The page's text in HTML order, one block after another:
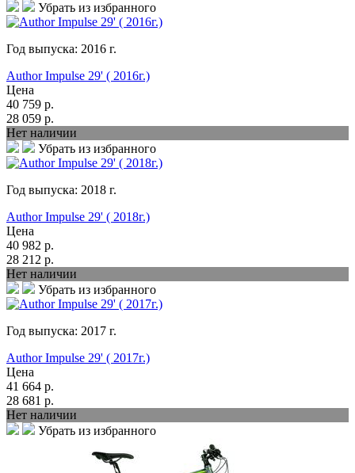
Убрать из избранного
Год выпуска: 2016 г.
Author Impulse 29' ( 2016г.)
Цена
40 759 р.
28 059 р.
Нет наличии
Убрать из избранного
Год выпуска: 2018 г.
Author Impulse 29' ( 2018г.)
Цена
40 982 р.
28 212 р.
Нет наличии
Убрать из избранного
Год выпуска: 2017 г.
Author Impulse 29' ( 2017г.)
Цена
41 664 р.
28 681 р.
Нет наличии
Убрать из избранного